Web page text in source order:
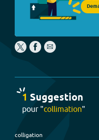
1 Suggestion
pour "collimation"
colligation